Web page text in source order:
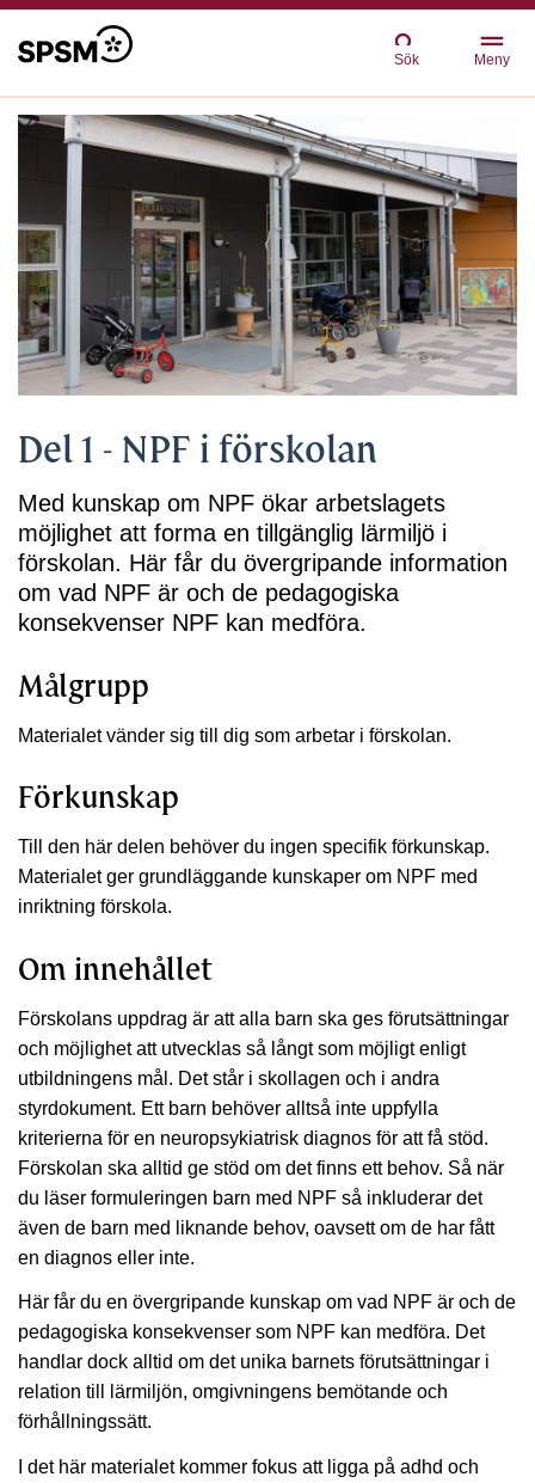
Sök Meny
Del 1 - NPF i förskolan
Med kunskap om NPF ökar arbetslagets
möjlighet att forma en tillgänglig lärmiljö i
förskolan. Här får du övergripande information
om vad NPF är och de pedagogiska
konsekvenser NPF kan medföra.
Målgrupp
Materialet vänder sig till dig som arbetar i förskolan.
Förkunskap
Till den här delen behöver du ingen specifik förkunskap.
Materialet ger grundläggande kunskaper om NPF med
inriktning förskola.
Om innehållet
Förskolans uppdrag är att alla barn ska ges förutsättningar
och möjlighet att utvecklas så långt som möjligt enligt
utbildningens mål. Det står i skollagen och i andra
styrdokument. Ett barn behöver alltså inte uppfylla
kriterierna för en neuropsykiatrisk diagnos för att få stöd.
Förskolan ska alltid ge stöd om det finns ett behov. Så när
du läser formuleringen barn med NPF så inkluderar det
även de barn med liknande behov, oavsett om de har fått
en diagnos eller inte.
Här får du en övergripande kunskap om vad NPF är och de
pedagogiska konsekvenser som NPF kan medföra. Det
handlar dock alltid om det unika barnets förutsättningar i
relation till lärmiljön, omgivningens bemötande och
förhållningssätt.
I det här materialet kommer fokus att ligga på adhd och